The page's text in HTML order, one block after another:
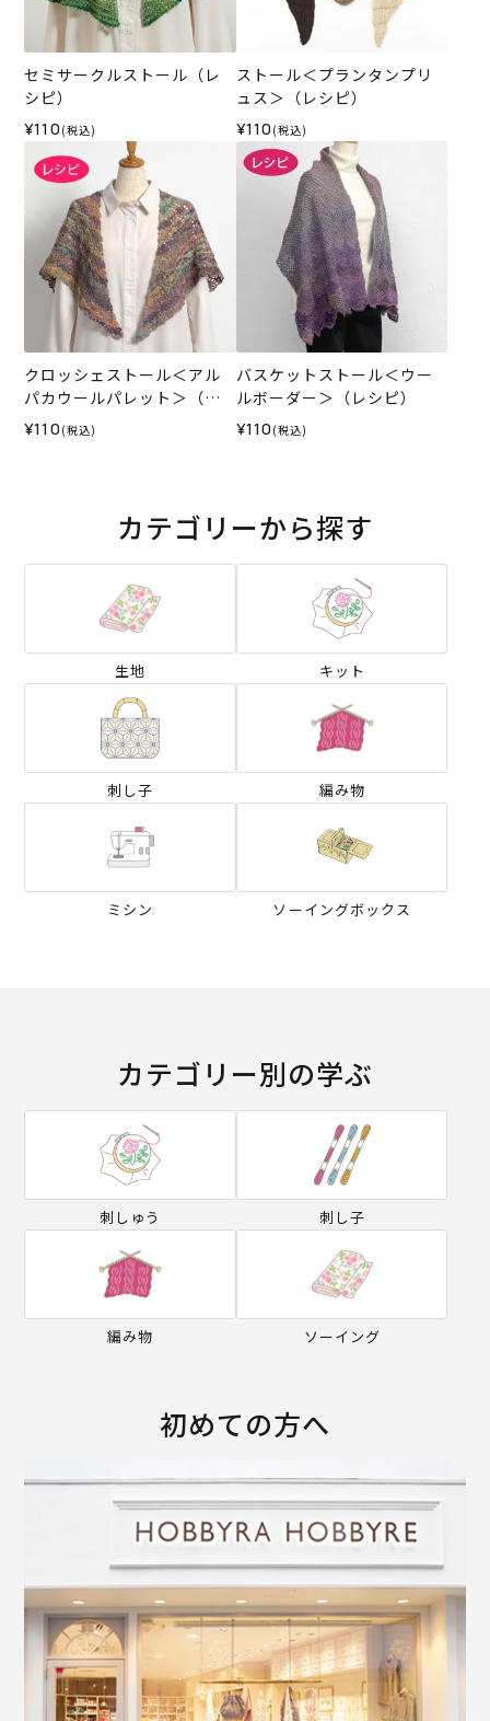
セミサークルストール（レ
シピ）
¥110 (税込)
ストール＜プランタンプリ
ュス＞（レシピ）
¥110 (税込)
クロッシェストール＜アル
パカウールパレット＞（レ
シピ）
¥110 (税込)
バスケットストール＜ウー
ルボーダー＞（レシピ）
¥110 (税込)
カテゴリーから探す
生地 キット
刺し子 編み物
ミシン ソーイングボックス
カテゴリー別の学ぶ
刺しゅう 刺し子
編み物 ソーイング
初めての方へ